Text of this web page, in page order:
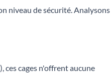
niveau de sécurité. Analysons
ces cages n'offrent aucune